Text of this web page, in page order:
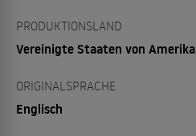
PRODUKTIONSLAND
Vereinigte Staaten von Amerika
ORIGINALSPRACHE
Englisch